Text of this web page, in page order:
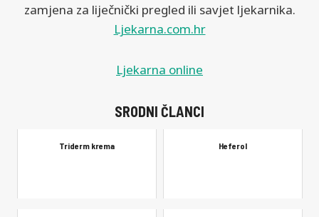
zamjena za liječnički pregled ili savjet ljekarnika.
Ljekarna.com.hr
Ljekarna online
SRODNI ČLANCI
Triderm krema Heferol